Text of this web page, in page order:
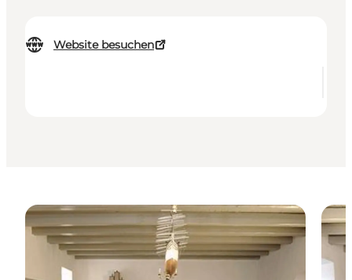
Website besuchen